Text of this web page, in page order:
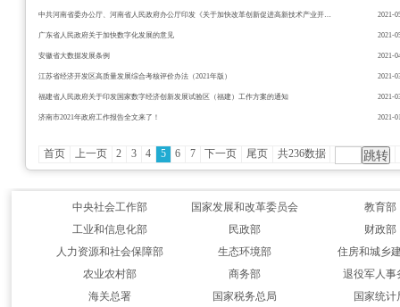
中共河南省委办公厅、河南省人民政府办公厅印发《关于加快改革创新促进高新技术产业开发区高质量发展的实施意见》 2021-
广东省人民政府关于加快数字化发展的意见 2021-
安徽省大数据发展条例 2021-
江苏省经济开发区高质量发展综合考核评价办法（2021年版） 2021-
福建省人民政府关于印发国家数字经济创新发展试验区（福建）工作方案的通知 2021-
济南市2021年政府工作报告全文来了！ 2021-
首页 上一页 2 3 4 5 6 7 下一页 尾页 共236数据
中央社会工作部 国家发展和改革委员会
教育部
工业和信息化部
民政部
财政部
人力资源和社会保障部
生态环境部
住房和城乡
农业农村部
商务部
退役军人事
海关总署
国家税务总局 国家统计